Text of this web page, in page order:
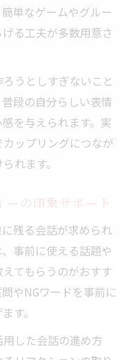
単なゲームやグルー
る工夫が多数用意さ
うとしすぎないこと
段の自分らしい表情
を与えられます。実
ップリングにつなが
れます。
ーの印象サポート
残る会話が求められ
事前に使える話題や
てもらうのがおすす
やNGワードを事前に
す。
した会話の進め方